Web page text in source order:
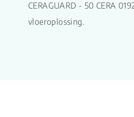
CERAGUARD - 50 CERA
vloeroplossing.